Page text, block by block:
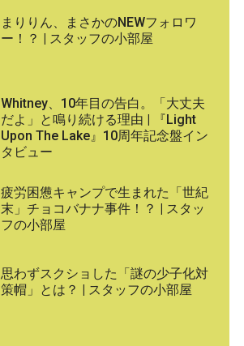
まりりん、まさかのNEWフォロワ
ー！？ | スタッフの小部屋
Whitney、10年目の告白。「大丈夫
だよ」と鳴り続ける理由 | 『Light
Upon The Lake』10周年記念盤イン
タビュー
疲労困憊キャンプで生まれた「世紀
末」チョコバナナ事件！？ | スタッ
フの小部屋
思わずスクショした「謎の少子化対
策帽」とは？ | スタッフの小部屋